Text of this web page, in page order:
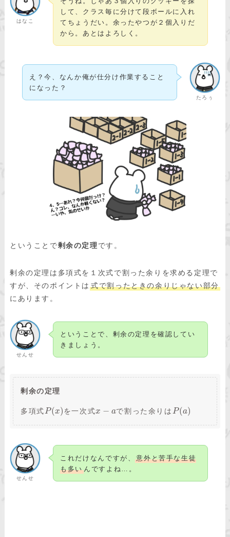
はなこ
して、クラス毎に分けて段ボールに入れ
てちょうだい。余ったやつが２個入りだ
から。あとはよろしく。
たろぅ
え？今、なんか俺が仕分け作業すること
になった？
ということで剰余の定理です。
剰余の定理は多項式を１次式で割った余りを求める定理で
すが、そのポイントは式で割ったときの余りじゃない部分
にあります。
せんせ
ということで、剰余の定理を確認してい
きましょう。
剰余の定理
多項式P(x)を一次式x − aで割った余りはP(a)
せんせ
これだけなんですが、意外と苦手な生徒
も多い んですよね…。